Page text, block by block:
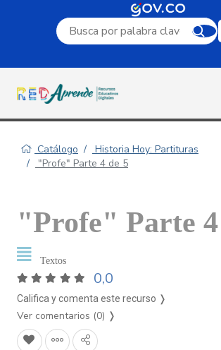
Campo de búsqueda por palabra
Catálogo
Historia Hoy: Partituras
"Profe" Parte 4 de 5
"Profe" Parte 4
Textos
0,0
Califica y comenta este recurso ❭
Ver comentarios (0) ❭